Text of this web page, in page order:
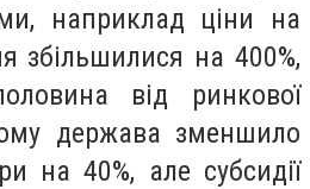
наприклад ціни на
збільшилися на 400%,
від ринкової
держава зменшило
на 40%, але субсидії